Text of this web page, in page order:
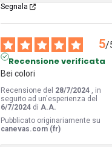
Segnala
5/
Recensione verificata
Bei colori
Recensione del 28/7/2024 , in
seguito ad un'esperienza del
6/7/2024 diA.A.
Pubblicato originariamente su
canevas.com (fr)